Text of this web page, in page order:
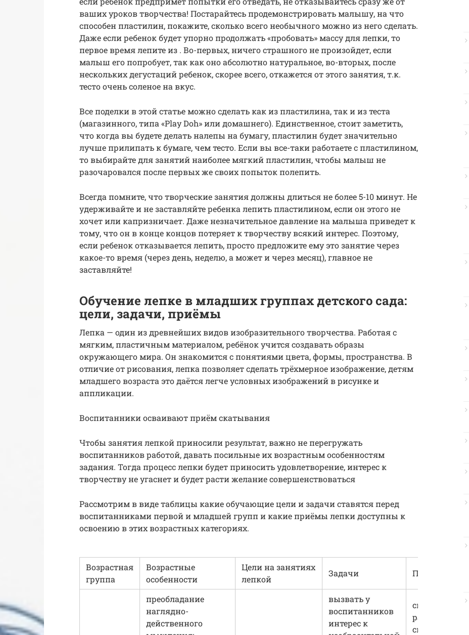
ваших уроков творчества! Постарайтесь продемонстрировать малышу, на что
способен пластилин, покажите, сколько всего необычного можно из него сделать.
Даже если ребенок будет упорно продолжать «пробовать» массу для лепки, то
первое время лепите из . Во-первых, ничего страшного не произойдет, если
малыш его попробует, так как оно абсолютно натуральное, во-вторых, после
нескольких дегустаций ребенок, скорее всего, откажется от этого занятия, т.к.
тесто очень соленое на вкус.
Все поделки в этой статье можно сделать как из пластилина, так и из теста
(магазинного, типа «Play Doh» или домашнего). Единственное, стоит заметить,
что когда вы будете делать налепы на бумагу, пластилин будет значительно
лучше прилипать к бумаге, чем тесто. Если вы все-таки работаете с пластилином,
то выбирайте для занятий наиболее мягкий пластилин, чтобы малыш не
разочаровался после первых же своих попыток полепить.
Всегда помните, что творческие занятия должны длиться не более 5-10 минут. Не
удерживайте и не заставляйте ребенка лепить пластилином, если он этого не
хочет или капризничает. Даже незначительное давление на малыша приведет к
тому, что он в конце концов потеряет к творчеству всякий интерес. Поэтому,
если ребенок отказывается лепить, просто предложите ему это занятие через
какое-то время (через день, неделю, а может и через месяц), главное не
заставляйте!
Обучение лепке в младших группах детского сада:
цели, задачи, приёмы
Лепка — один из древнейших видов изобразительного творчества. Работая с
мягким, пластичным материалом, ребёнок учится создавать образы
окружающего мира. Он знакомится с понятиями цвета, формы, пространства. В
отличие от рисования, лепка позволяет сделать трёхмерное изображение, детям
младшего возраста это даётся легче условных изображений в рисунке и
аппликации.
Воспитанники осваивают приём скатывания
Чтобы занятия лепкой приносили результат, важно не перегружать
воспитанников работой, давать посильные их возрастным особенностям
задания. Тогда процесс лепки будет приносить удовлетворение, интерес к
творчеству не угаснет и будет расти желание совершенствоваться
Рассмотрим в виде таблицы какие обучающие цели и задачи ставятся перед
воспитанниками первой и младшей групп и какие приёмы лепки доступны к
освоению в этих возрастных категориях.
Возрастная
группа
Возрастные
особенности
Цели на занятиях
лепкой
Задачи Приёмы
преобладание
наглядно-
действенного
вызвать у
воспитанников
интерес к
скатывание;
раскатывание;
сплющивание;